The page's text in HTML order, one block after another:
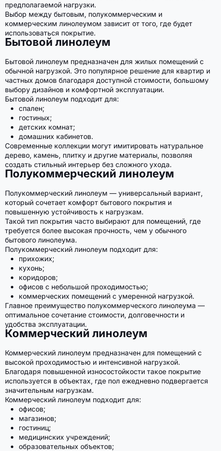
предполагаемой нагрузки.
Выбор между бытовым, полукоммерческим и
коммерческим линолеумом зависит от того, где будет
использоваться покрытие.
Бытовой линолеум
Бытовой линолеум предназначен для жилых помещений с
обычной нагрузкой. Это популярное решение для квартир и
частных домов благодаря доступной стоимости, большому
выбору дизайнов и комфортной эксплуатации.
Бытовой линолеум подходит для:
спален;
гостиных;
детских комнат;
домашних кабинетов.
Современные коллекции могут имитировать натуральное
дерево, камень, плитку и другие материалы, позволяя
создать стильный интерьер без сложного ухода.
Полукоммерческий линолеум
Полукоммерческий линолеум — универсальный вариант,
который сочетает комфорт бытового покрытия и
повышенную устойчивость к нагрузкам.
Такой тип покрытия часто выбирают для помещений, где
требуется более высокая прочность, чем у обычного
бытового линолеума.
Полукоммерческий линолеум подходит для:
прихожих;
кухонь;
коридоров;
офисов с небольшой проходимостью;
коммерческих помещений с умеренной нагрузкой.
Главное преимущество полукоммерческого линолеума —
оптимальное сочетание стоимости, долговечности и
удобства эксплуатации.
Коммерческий линолеум
Коммерческий линолеум предназначен для помещений с
высокой проходимостью и интенсивной нагрузкой.
Благодаря повышенной износостойкости такое покрытие
используется в объектах, где пол ежедневно подвергается
значительным нагрузкам.
Коммерческий линолеум подходит для:
офисов;
магазинов;
гостиниц;
медицинских учреждений;
образовательных объектов;